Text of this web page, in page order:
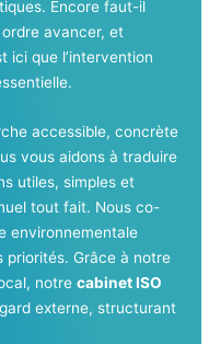
Encore faut-il
avancer, et
ici que l’intervention
accessible, concrète
vous aidons à traduire
utiles, simples et
tout fait. Nous co-
environnementale
priorités. Grâce à notre
notrecabinet ISO
externe, structurant